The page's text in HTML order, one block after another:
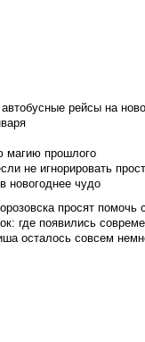
рейсы на
магию прошлого
не игнорировать
новогоднее чудо
просят помочь
где появились
осталось совсем